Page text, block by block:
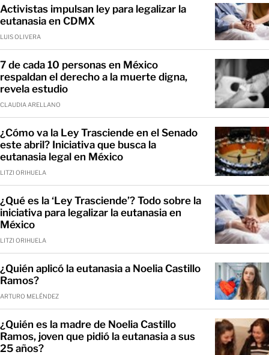
Activistas impulsan ley para legalizar la
eutanasia en CDMX
LUIS OLIVERA
7 de cada 10 personas en México
respaldan el derecho a la muerte digna,
revela estudio
CLAUDIA ARELLANO
¿Cómo va la Ley Trasciende en el Senado
este abril? Iniciativa que busca la
eutanasia legal en México
LITZI ORIHUELA
¿Qué es la ‘Ley Trasciende’? Todo sobre la
iniciativa para legalizar la eutanasia en
México
LITZI ORIHUELA
¿Quién aplicó la eutanasia a Noelia Castillo
Ramos?
ARTURO MELÉNDEZ
¿Quién es la madre de Noelia Castillo
Ramos, joven que pidió la eutanasia a sus
25 años?